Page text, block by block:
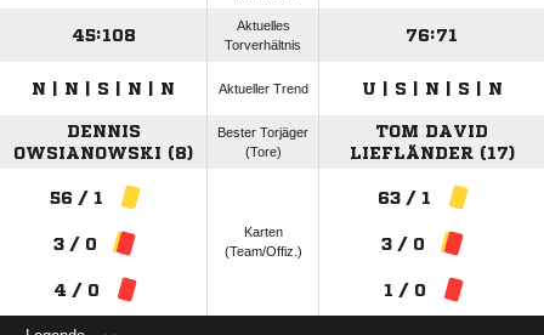
45:108
Aktuelles
Torverhältnis
76:71
N | N | S | N | N Aktueller Trend U | S | N | S | N
DENNIS
OWSIANOWSKI (8)
Bester Torjäger
(Tore)
TOM DAVID
LIEFLÄNDER (17)
56 / 1
3 / 0
4 / 0
Karten
(Team/Offiz.)
63 / 1
3 / 0
1 / 0